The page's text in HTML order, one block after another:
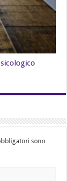
sono